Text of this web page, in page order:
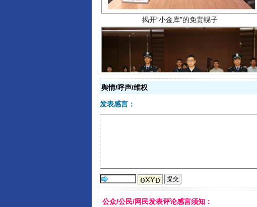
受贿1.44亿！段成刚被判无期
舆情/呼声/维权
发表感言：
公众/公民/网民发表评论感言须知：